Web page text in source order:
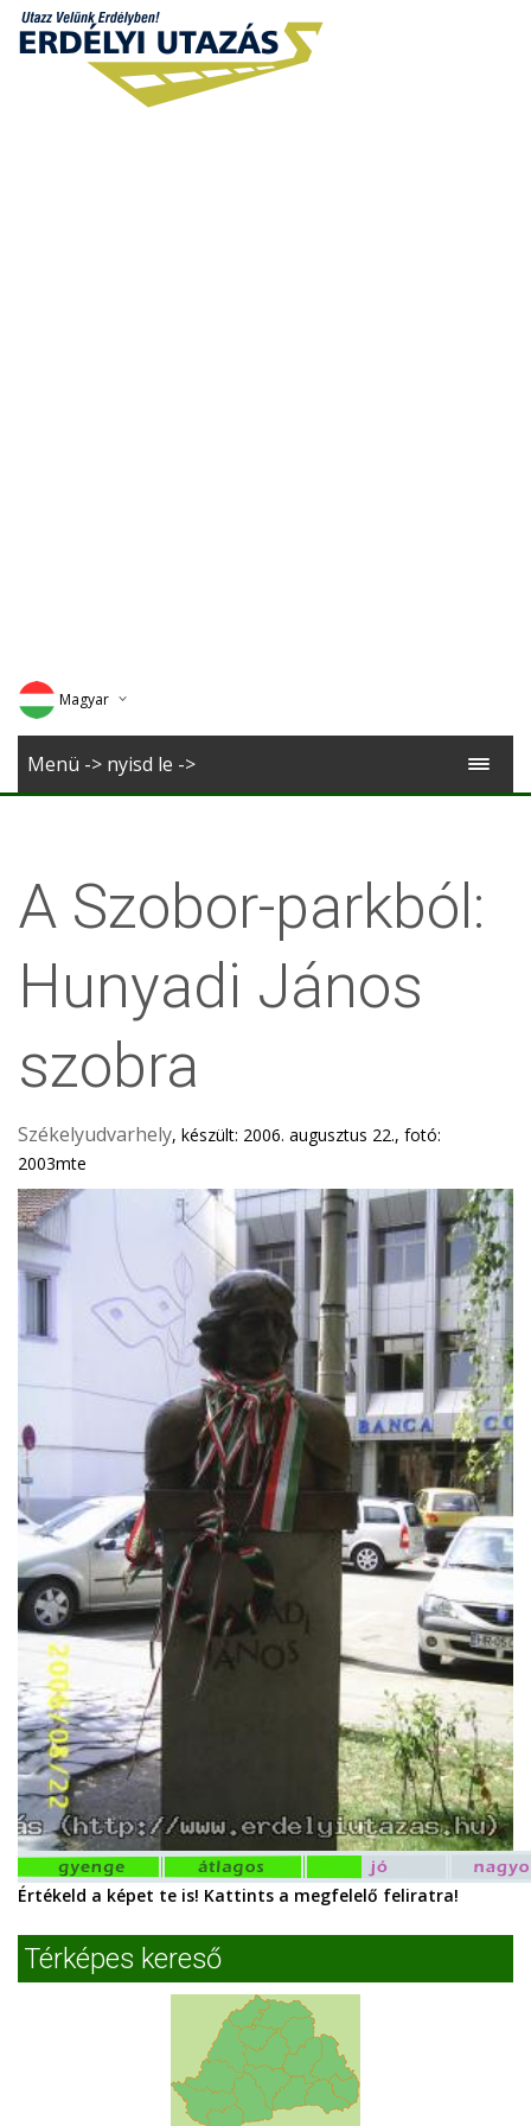
Magyar
Deutsch
Menü -> nyisd le ->
A Szobor-parkból:
Hunyadi János
szobra
Székelyudvarhely, készült: 2006. augusztus 22., fotó:
2003mte
Értékeld a képet te is! Kattints a megfelelő feliratra!
Térképes kereső